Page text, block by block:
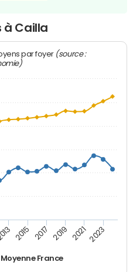
à Cailla
par foyer (source :
Moyenne France
2015 2017 2019 2021 2023